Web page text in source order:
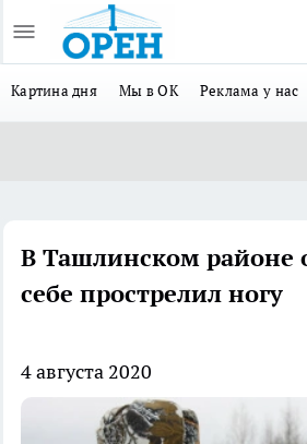
Картина дня Мы в ОК Реклама у нас
В Ташлинском районе
себе прострелил ногу
4 августа 2020